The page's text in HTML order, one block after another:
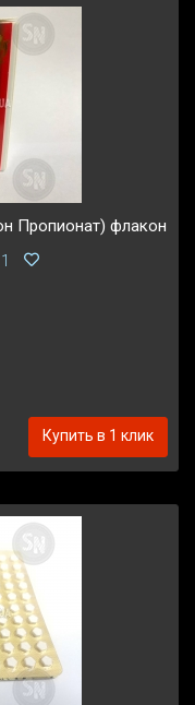
Пропионат) флакон
1
Купить в 1 клик